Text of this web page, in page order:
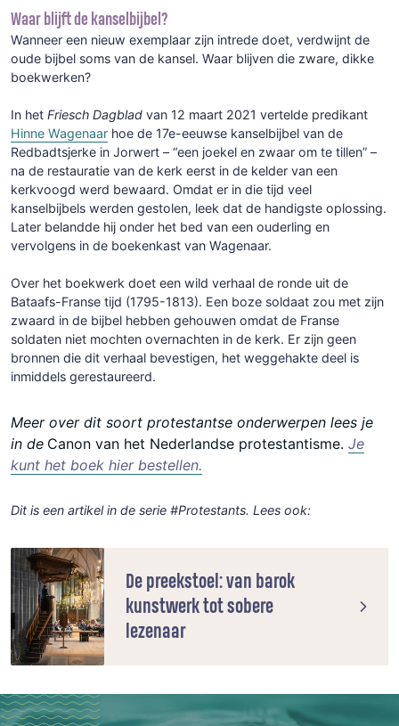
Waar blijft de kanselbijbel?
Wanneer een nieuw exemplaar zijn intrede doet, verdwijnt de
oude bijbel soms van de kansel. Waar blijven die zware, dikke
boekwerken?
In het Friesch Dagblad van 12 maart 2021 vertelde predikant
Hinne Wagenaar hoe de 17e-eeuwse kanselbijbel van de
Redbadtsjerke in Jorwert – “een joekel en zwaar om te tillen” –
na de restauratie van de kerk eerst in de kelder van een
kerkvoogd werd bewaard. Omdat er in die tijd veel
kanselbijbels werden gestolen, leek dat de handigste oplossing.
Later belandde hij onder het bed van een ouderling en
vervolgens in de boekenkast van Wagenaar.
Over het boekwerk doet een wild verhaal de ronde uit de
Bataafs-Franse tijd (1795-1813). Een boze soldaat zou met zijn
zwaard in de bijbel hebben gehouwen omdat de Franse
soldaten niet mochten overnachten in de kerk. Er zijn geen
bronnen die dit verhaal bevestigen, het weggehakte deel is
inmiddels gerestaureerd.
Meer over dit soort protestantse onderwerpen lees je
in de Canon van het Nederlandse protestantisme. Je
kunt het boek hier bestellen.
Dit is een artikel in de serie #Protestants. Lees ook:
De preekstoel: van barok
kunstwerk tot sobere
lezenaar